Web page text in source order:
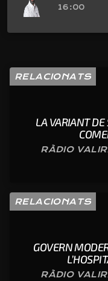
16:00
RELACIONATS
LA VARIANT
RÀDIO
RELACIONATS
GOVERN
RÀDIO